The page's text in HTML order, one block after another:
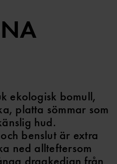
ekologisk bomull,
platta sömmar som
hud.
benslut är extra
ned allteftersom